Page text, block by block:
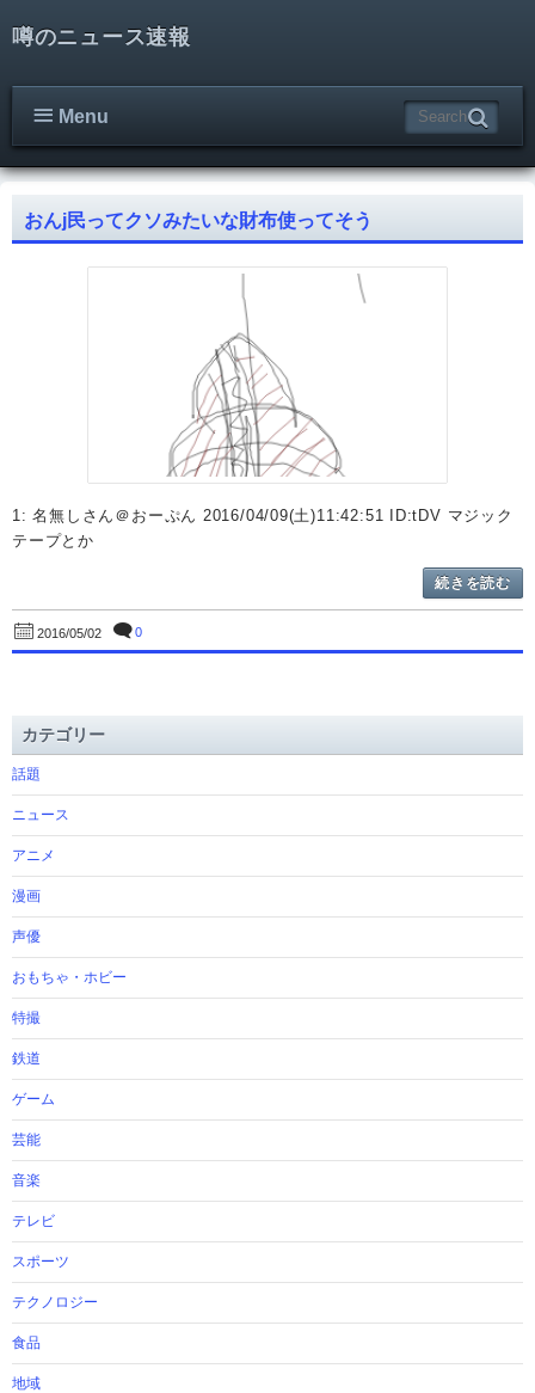
噂のニュース速報
Menu
おんj民ってクソみたいな財布使ってそう
1: 名無しさん＠おーぷん 2016/04/09(土)11:42:51 ID:tDV マジック
テープとか
続きを読む
2016/05/02 0
カテゴリー
話題
ニュース
アニメ
漫画
声優
おもちゃ・ホビー
特撮
鉄道
ゲーム
芸能
音楽
テレビ
スポーツ
テクノロジー
食品
地域